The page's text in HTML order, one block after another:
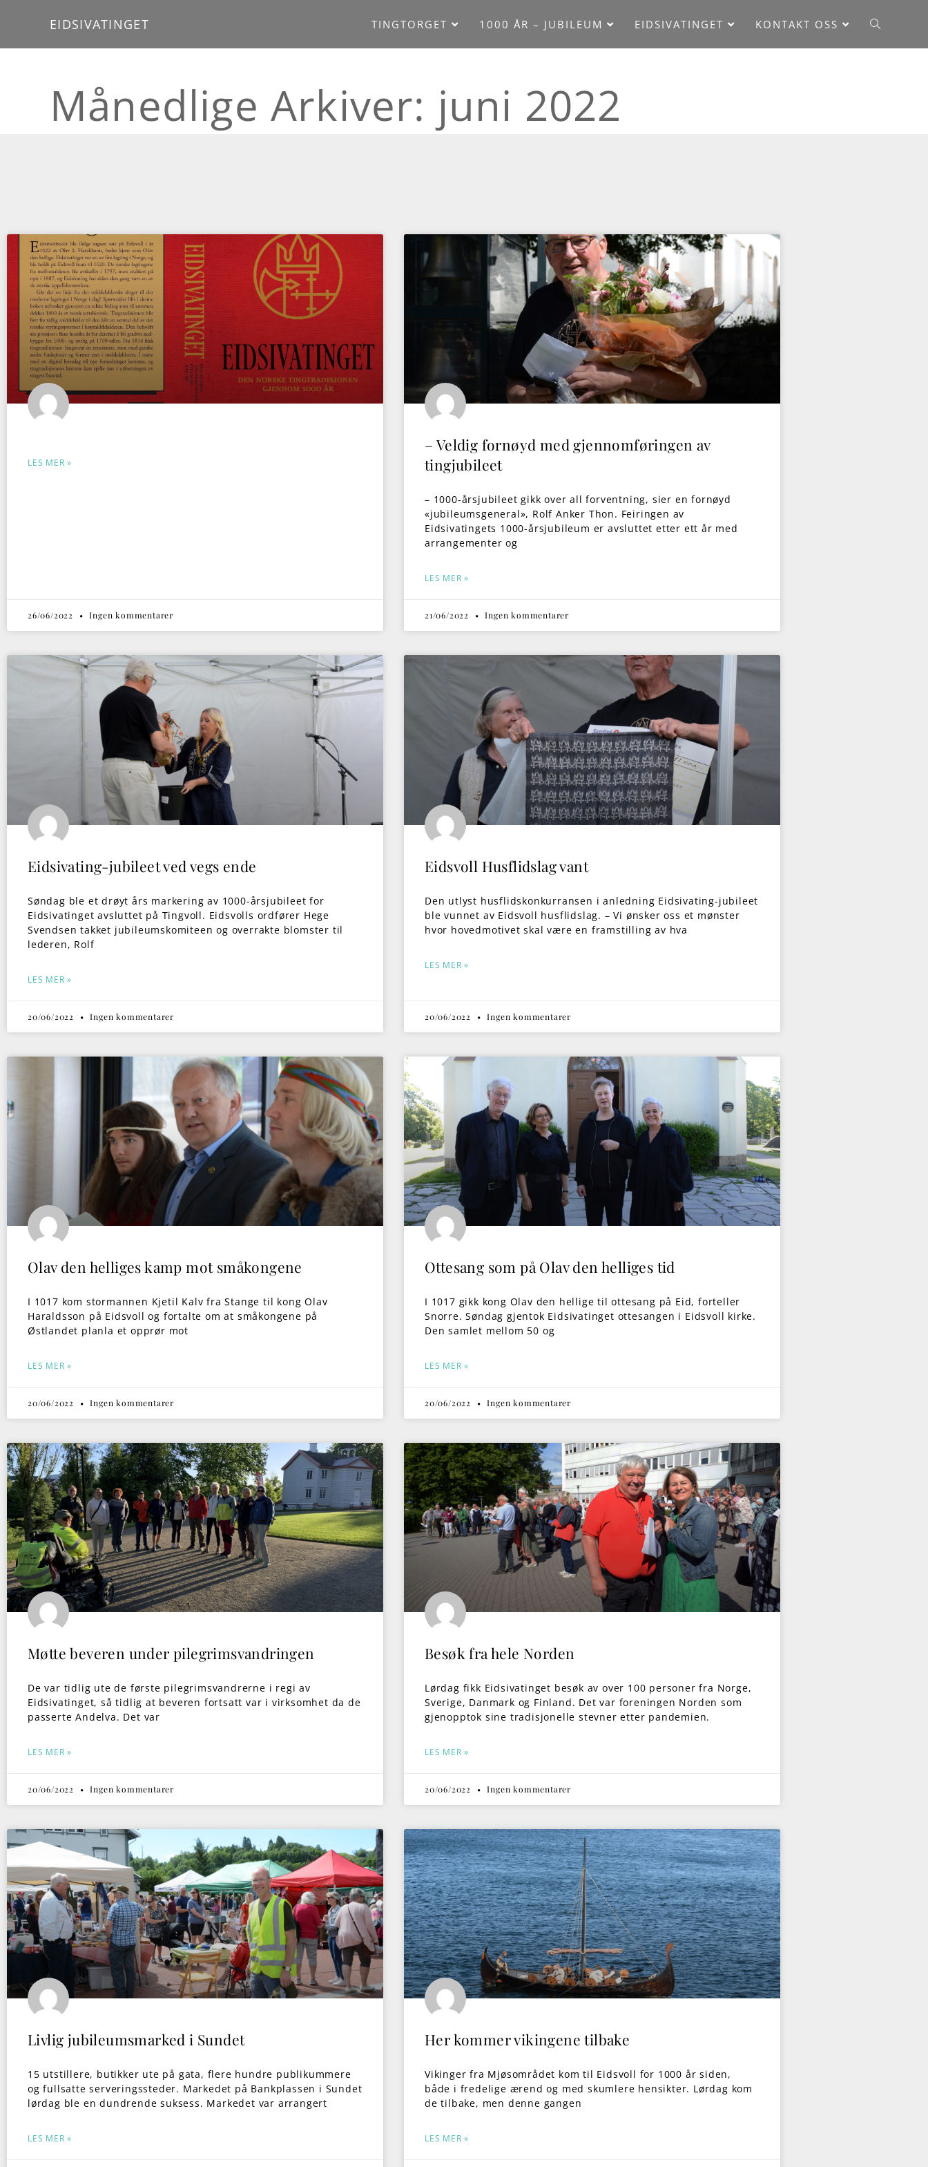
EIDSIVATINGET TINGTORGET 1000 ÅR – JUBILEUM EIDSIVATINGET KONTAKT OSS
Månedlige Arkiver: juni 2022
LES MER »
26/06/2022 Ingen kommentarer
– Veldig fornøyd med gjennomføringen av
tingjubileet
– 1000-årsjubileet gikk over all forventning, sier en fornøyd
«jubileumsgeneral», Rolf Anker Thon. Feiringen av
Eidsivatingets 1000-årsjubileum er avsluttet etter ett år med
arrangementer og
LES MER »
21/06/2022 Ingen kommentarer
Eidsivating-jubileet ved vegs ende
Søndag ble et drøyt års markering av 1000-årsjubileet for
Eidsivatinget avsluttet på Tingvoll. Eidsvolls ordfører Hege
Svendsen takket jubileumskomiteen og overrakte blomster til
lederen, Rolf
LES MER »
20/06/2022 Ingen kommentarer
Eidsvoll Husflidslag vant
Den utlyst husflidskonkurransen i anledning Eidsivating-jubileet
ble vunnet av Eidsvoll husflidslag. – Vi ønsker oss et mønster
hvor hovedmotivet skal være en framstilling av hva
LES MER »
20/06/2022 Ingen kommentarer
Olav den helliges kamp mot småkongene
I 1017 kom stormannen Kjetil Kalv fra Stange til kong Olav
Haraldsson på Eidsvoll og fortalte om at småkongene på
Østlandet planla et opprør mot
LES MER »
20/06/2022 Ingen kommentarer
Ottesang som på Olav den helliges tid
I 1017 gikk kong Olav den hellige til ottesang på Eid, forteller
Snorre. Søndag gjentok Eidsivatinget ottesangen i Eidsvoll kirke.
Den samlet mellom 50 og
LES MER »
20/06/2022 Ingen kommentarer
Møtte beveren under pilegrimsvandringen
De var tidlig ute de første pilegrimsvandrerne i regi av
Eidsivatinget, så tidlig at beveren fortsatt var i virksomhet da de
passerte Andelva. Det var
LES MER »
20/06/2022 Ingen kommentarer
Besøk fra hele Norden
Lørdag fikk Eidsivatinget besøk av over 100 personer fra Norge,
Sverige, Danmark og Finland. Det var foreningen Norden som
gjenopptok sine tradisjonelle stevner etter pandemien.
LES MER »
20/06/2022 Ingen kommentarer
Livlig jubileumsmarked i Sundet
15 utstillere, butikker ute på gata, flere hundre publikummere
og fullsatte serveringssteder. Markedet på Bankplassen i Sundet
lørdag ble en dundrende suksess. Markedet var arrangert
LES MER »
Her kommer vikingene tilbake
Vikinger fra Mjøsområdet kom til Eidsvoll for 1000 år siden,
både i fredelige ærend og med skumlere hensikter. Lørdag kom
de tilbake, men denne gangen
LES MER »